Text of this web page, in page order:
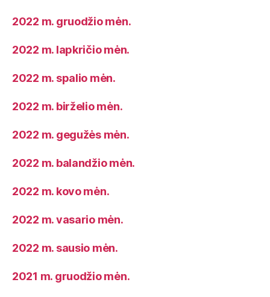
2022 m. gruodžio mėn.
2022 m. lapkričio mėn.
2022 m. spalio mėn.
2022 m. birželio mėn.
2022 m. gegužės mėn.
2022 m. balandžio mėn.
2022 m. kovo mėn.
2022 m. vasario mėn.
2022 m. sausio mėn.
2021 m. gruodžio mėn.